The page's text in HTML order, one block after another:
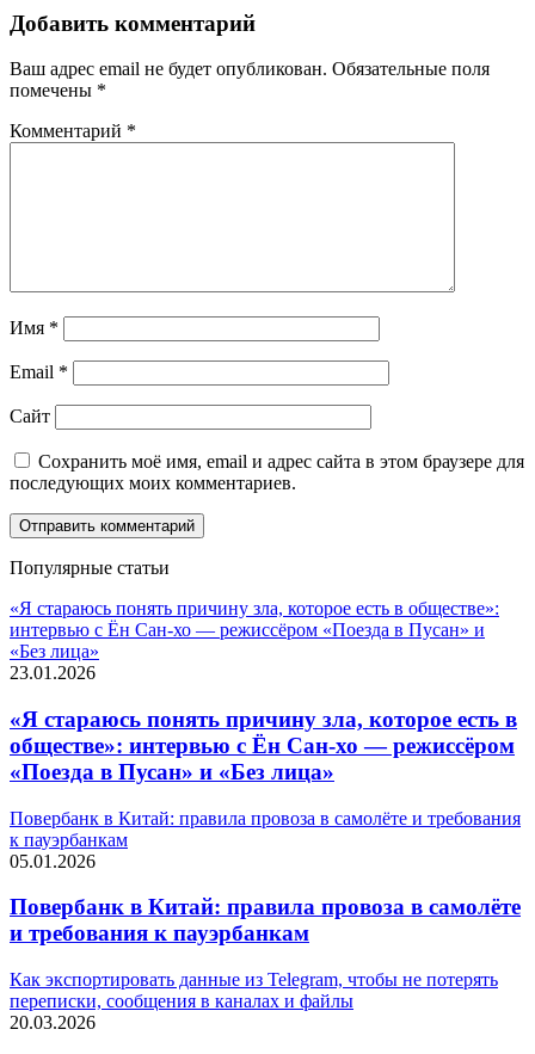
Добавить комментарий
Ваш адрес email не будет опубликован. Обязательные поля
помечены *
Комментарий *
Имя *
Email *
Сайт
Сохранить моё имя, email и адрес сайта в этом браузере для
последующих моих комментариев.
Популярные статьи
«Я стараюсь понять причину зла, которое есть в обществе»:
интервью с Ён Сан-хо — режиссёром «Поезда в Пусан» и
«Без лица»
23.01.2026
«Я стараюсь понять причину зла, которое есть в
обществе»: интервью с Ён Сан-хо — режиссёром
«Поезда в Пусан» и «Без лица»
Повербанк в Китай: правила провоза в самолёте и требования
к пауэрбанкам
05.01.2026
Повербанк в Китай: правила провоза в самолёте
и требования к пауэрбанкам
Как экспортировать данные из Telegram, чтобы не потерять
переписки, сообщения в каналах и файлы
20.03.2026